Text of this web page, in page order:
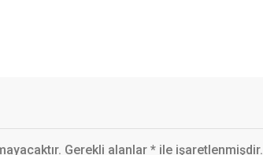
Gerekli alanlar * ile işaretlenmişdir.